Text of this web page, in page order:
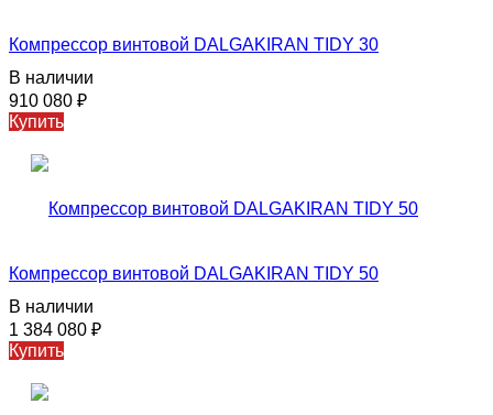
Компрессор винтовой DALGAKIRAN TIDY 30
В наличии
910 080 ₽
Купить
Компрессор винтовой DALGAKIRAN TIDY 50
В наличии
1 384 080 ₽
Купить